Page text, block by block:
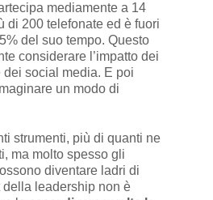
mediamente a 14
di 200 telefonate ed è fuori
del suo tempo. Questo
considerare l’impatto dei
dei social media. E poi
un modo di
strumenti, più di quanti ne
ma molto spesso gli
diventare ladri di
della leadership non è